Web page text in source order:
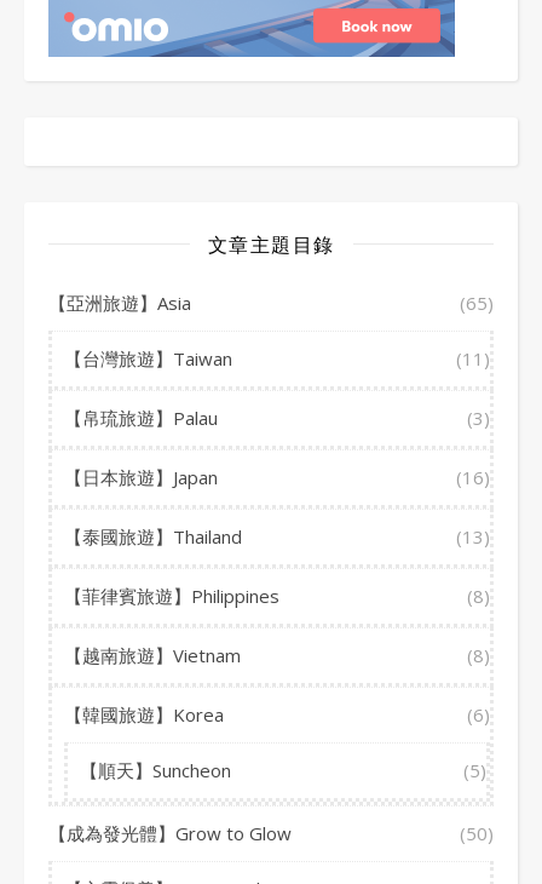
文章主題目錄
【亞洲旅遊】Asia (65)
【台灣旅遊】Taiwan (11)
【帛琉旅遊】Palau (3)
【日本旅遊】Japan (16)
【泰國旅遊】Thailand (13)
【菲律賓旅遊】Philippines (8)
【越南旅遊】Vietnam (8)
【韓國旅遊】Korea (6)
【順天】Suncheon (5)
【成為發光體】Grow to Glow (50)